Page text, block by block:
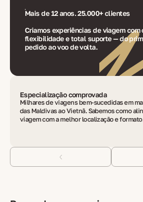
Mais de 12 anos. 25.000+ clientes
Criamos experiências de viagem com
flexibilidade e total suporte — do
pedido ao voo de volta.
Especialização comprovada
Milhares de viagens bem-sucedidas em
das Maldivas ao Vietnã. Sabemos como
viagem com a melhor localização e